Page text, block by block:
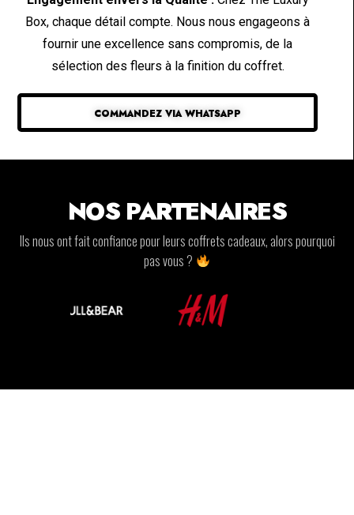
Box, chaque détail compte. Nous nous engageons à
fournir une excellence sans compromis, de la
sélection des fleurs à la finition du coffret.
COMMANDEZ VIA WHATSAPP
NOS PARTENAIRES
Ils nous ont fait confiance pour leurs coffrets cadeaux, alors pourquoi
pas vous ?